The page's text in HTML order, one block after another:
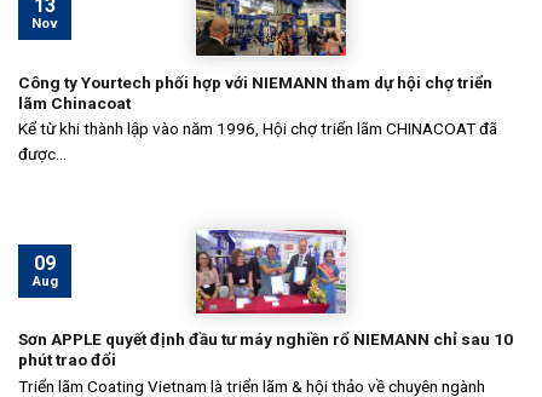
Công ty Yourtech phối hợp với NIEMANN tham dự hội chợ triển
lãm Chinacoat
Kể từ khi thành lập vào năm 1996, Hội chợ triển lãm CHINACOAT đã
được...
13
Nov
Sơn APPLE quyết định đầu tư máy nghiền rổ NIEMANN chỉ sau 10
phút trao đổi
Triển lãm Coating Vietnam là triển lãm & hội thảo về chuyên ngành
09
Aug